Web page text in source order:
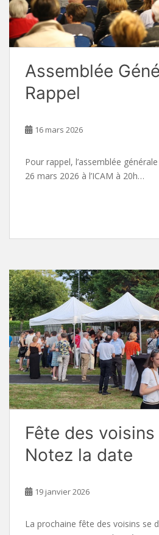
Assemblée
Rappel
16 mars 2026
Pour rappel, l’assemblée
26 mars 2026 à l’ICAM à 20h…
Fête des
Notez la date
19 janvier 2026
La prochaine fête des voisins se